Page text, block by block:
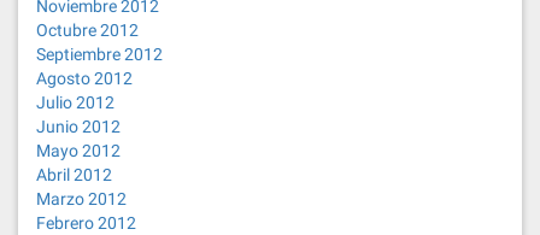
Noviembre 2012
Octubre 2012
Septiembre 2012
Agosto 2012
Julio 2012
Junio 2012
Mayo 2012
Abril 2012
Marzo 2012
Febrero 2012